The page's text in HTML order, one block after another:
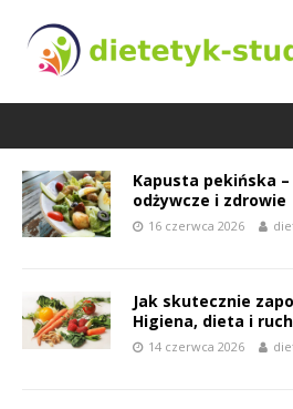
Kapusta pekińska
odżywcze i zdrowie
16 czerwca 2026
Jak skutecznie
Higiena, dieta i ruch
14 czerwca 2026